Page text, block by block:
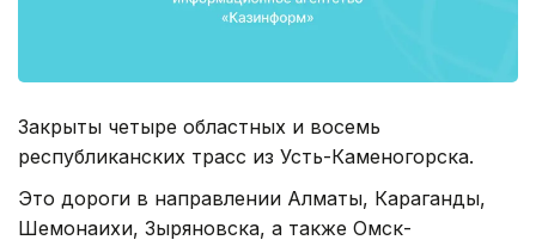
Закрыты четыре областных и восемь
республиканских трасс из Усть-Каменогорска.
Это дороги в направлении Алматы, Караганды,
Шемонаихи, Зыряновска, а также Омск-